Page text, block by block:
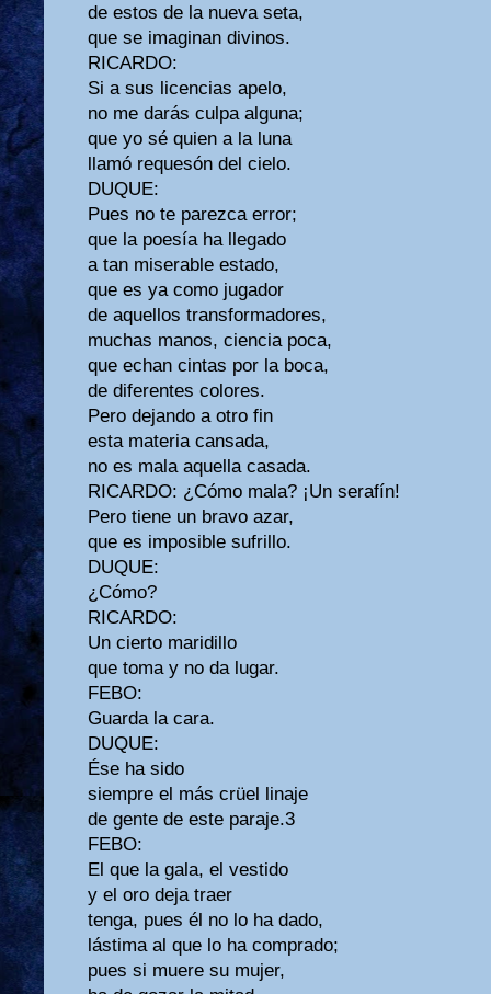
de estos de la nueva seta,
que se imaginan divinos.
RICARDO:
Si a sus licencias apelo,
no me darás culpa alguna;
que yo sé quien a la luna
llamó requesón del cielo.
DUQUE:
Pues no te parezca error;
que la poesía ha llegado
a tan miserable estado,
que es ya como jugador
de aquellos transformadores,
muchas manos, ciencia poca,
que echan cintas por la boca,
de diferentes colores.
Pero dejando a otro fin
esta materia cansada,
no es mala aquella casada.
RICARDO: ¿Cómo mala? ¡Un serafín!
Pero tiene un bravo azar,
que es imposible sufrillo.
DUQUE:
¿Cómo?
RICARDO:
Un cierto maridillo
que toma y no da lugar.
FEBO:
Guarda la cara.
DUQUE:
Ése ha sido
siempre el más crüel linaje
de gente de este paraje.3
FEBO:
El que la gala, el vestido
y el oro deja traer
tenga, pues él no lo ha dado,
lástima al que lo ha comprado;
pues si muere su mujer,